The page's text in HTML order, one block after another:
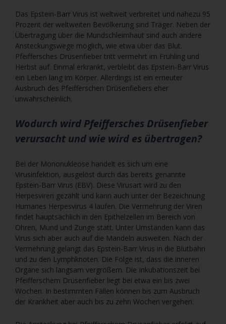
Das Epstein-Barr Virus ist weltweit verbreitet und nahezu 95
Prozent der weltweiten Bevölkerung sind Träger. Neben der
Übertragung über die Mundschleimhaut sind auch andere
Ansteckungswege möglich, wie etwa über das Blut.
Pfeiffersches Drüsenfieber tritt vermehrt im Frühling und
Herbst auf. Einmal erkrankt, verbleibt das Epstein-Barr Virus
ein Leben lang im Körper. Allerdings ist ein erneuter
Ausbruch des Pfeifferschen Drüsenfiebers eher
unwahrscheinlich.
Wodurch wird Pfeiffersches Drüsenfieber
verursacht und wie wird es übertragen?
Bei der Mononukleose handelt es sich um eine
Virusinfektion, ausgelöst durch das bereits genannte
Epstein-Barr Virus (EBV). Diese Virusart wird zu den
Herpesviren gezählt und kann auch unter der Bezeichnung
Humanes Herpesvirus 4 laufen. Die Vermehrung der Viren
findet hauptsächlich in den Epithelzellen im Bereich von
Ohren, Mund und Zunge statt. Unter Umständen kann das
Virus sich aber auch auf die Mandeln ausweiten. Nach der
Vermehrung gelangt das Epstein-Barr Virus in die Blutbahn
und zu den Lymphknoten. Die Folge ist, dass die inneren
Organe sich langsam vergrößern. Die Inkubationszeit bei
Pfeifferschem Drüsenfieber liegt bei etwa ein bis zwei
Wochen. In bestimmten Fällen können bis zum Ausbruch
der Krankheit aber auch bis zu zehn Wochen vergehen.